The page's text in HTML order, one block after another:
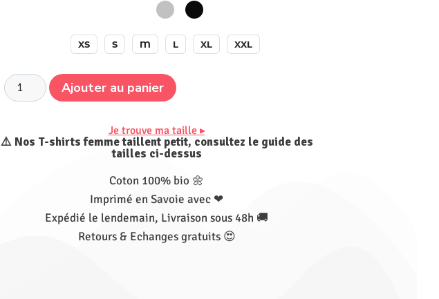
XS S M L XL XXL
Ajouter au panier
Je trouve ma taille ▸
⚠️ Nos T-shirts femme taillent petit, consultez le guide des
tailles ci-dessus
Coton 100% bio 🌼
Imprimé en Savoie avec ❤
Expédié le lendemain, Livraison sous 48h 🚚
Retours & Echanges gratuits 😍